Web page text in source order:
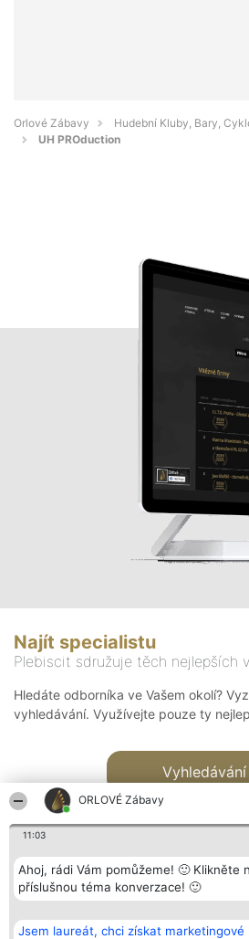
ORLOVÉ Zábavy
11:03
Ahoj, rádi Vám pomůžeme! 🙂 Klikněte
příslušnou téma konverzace! 🙂
Jsem laureát, chci získat marketingové
Orlové Zábavy
Hudební Kluby, Bary,
UH PROduction
Najít specialistu
Plebiscit sdružuje těch nejlepších
Hledáte odborníka ve Vašem okolí?
vyhledávání. Využívejte pouze ty
Vyhledávání
Bright Side Solutions sp. z o.
o. sp. k.
Vítězové
Seznam všech